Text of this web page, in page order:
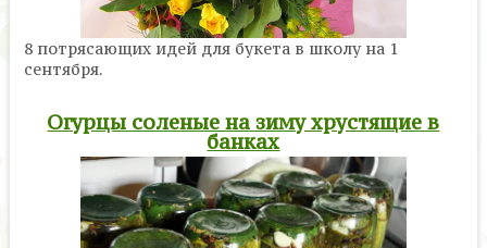
8 потрясающих идей для букета в школу на 1
сентября.
Огурцы соленые на зиму хрустящие в
банках